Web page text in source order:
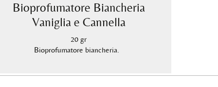
Bioprofumatore Biancheria
Vaniglia e Cannella
20 gr
Bioprofumatore biancheria.